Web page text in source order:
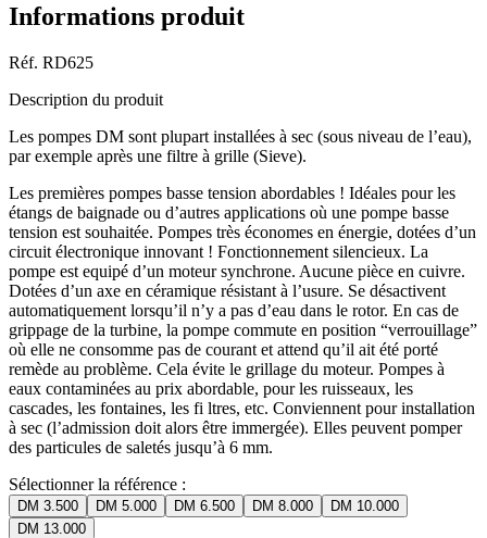
Informations produit
Réf. RD625
Description du produit
Les pompes DM sont plupart installées à sec (sous niveau de l’eau),
par exemple après une filtre à grille (Sieve).
Les premières pompes basse tension abordables ! Idéales pour les
étangs de baignade ou d’autres applications où une pompe basse
tension est souhaitée. Pompes très économes en énergie, dotées d’un
circuit électronique innovant ! Fonctionnement silencieux. La
pompe est equipé d’un moteur synchrone. Aucune pièce en cuivre.
Dotées d’un axe en céramique résistant à l’usure. Se désactivent
automatiquement lorsqu’il n’y a pas d’eau dans le rotor. En cas de
grippage de la turbine, la pompe commute en position “verrouillage”
où elle ne consomme pas de courant et attend qu’il ait été porté
remède au problème. Cela évite le grillage du moteur. Pompes à
eaux contaminées au prix abordable, pour les ruisseaux, les
cascades, les fontaines, les fi ltres, etc. Conviennent pour installation
à sec (l’admission doit alors être immergée). Elles peuvent pomper
des particules de saletés jusqu’à 6 mm.
Sélectionner la référence :
DM 3.500 DM 5.000 DM 6.500 DM 8.000
DM 10.000
DM 13.000